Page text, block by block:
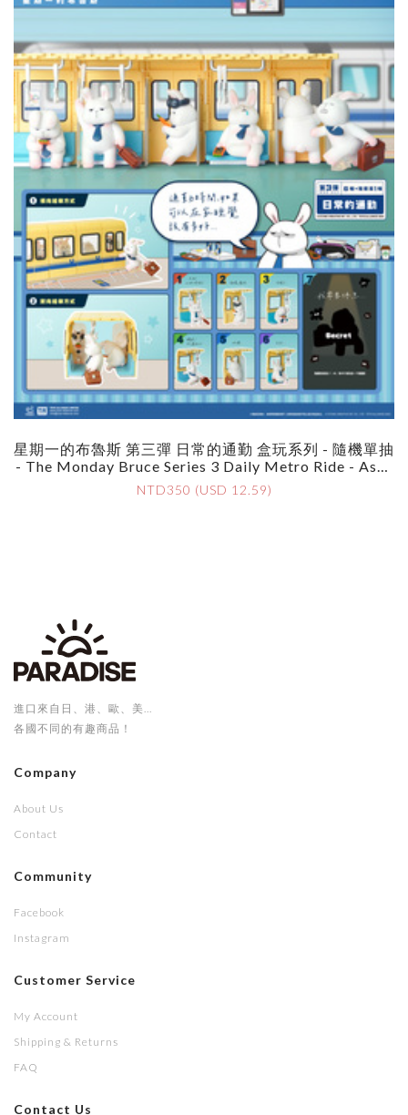
星期一的布魯斯 第三彈 日常的通勤 盒玩系列 - 隨機單抽
- The Monday Bruce Series 3 Daily Metro Ride - Asso
Rtment
NTD350 (USD 12.59)
進口來自日、港、歐、美...
各國不同的有趣商品！
Company
About Us
Contact
Community
Facebook
Instagram
Customer Service
My Account
Shipping & Returns
FAQ
Contact Us